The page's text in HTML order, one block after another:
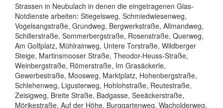
Strassen in Neubulach in denen die eingetragenen Glas-
Notdienste arbeiten: Stiegelsweg, Schmiedwiesenweg,
Vogelsangstraße, Grundweg, Bergwerkstraße, Allmandweg,
Schillerstraße, Sommerbergstraße, Rosenstraße, Querweg,
Am Golfplatz, Mühlrainweg, Untere Torstraße, Wildberger
Steige, Martinsmooser Straße, Theodor-Heuss-Straße,
Weinbergstraße, Römerstraße, Im Grasäckerle,
Gewerbestraße, Moosweg, Marktplatz, Hohenbergstraße,
Schlehenweg, Ligusterweg, Hohlohstraße, Reutestraße,
Zeisigweg, Breite Straße, Badgasse, Seeäckerstraße,
Mörikestraße, Auf der Höhe, Burggartenweg, Wacholderweg,